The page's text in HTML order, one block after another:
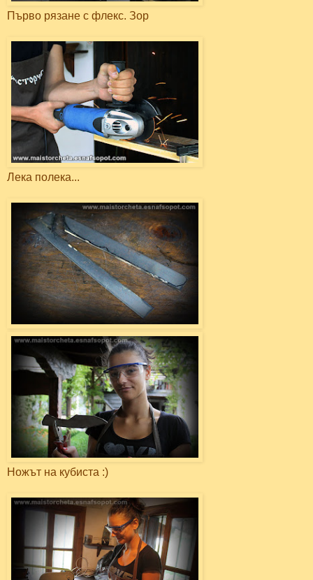
Първо рязане с флекс. Зор
Лека полека...
Ножът на кубиста :)